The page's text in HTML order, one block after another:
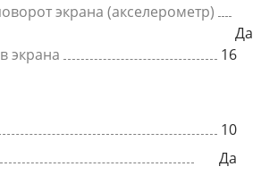
экрана (акселерометр)
Да
экрана
16
10
Да